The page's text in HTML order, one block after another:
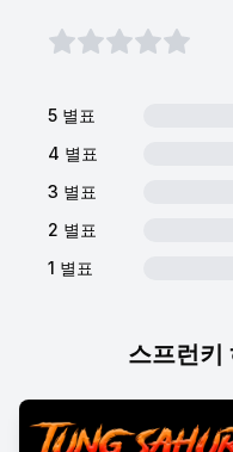
스프런키
5 별표
4 별표
3 별표
2 별표
1 별표